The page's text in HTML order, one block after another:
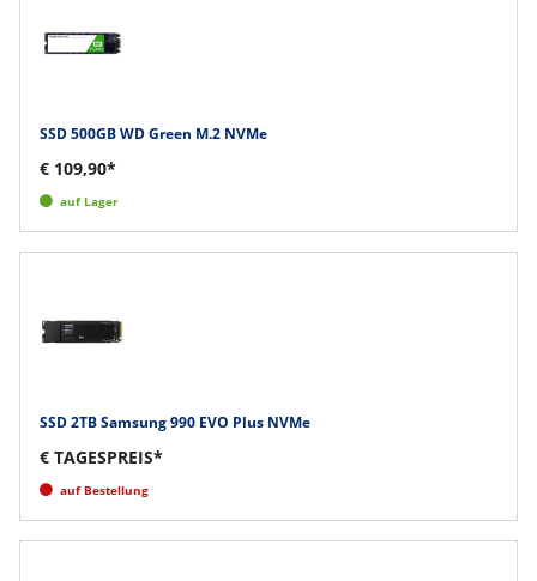
SSD 500GB WD Green M.2 NVMe
€ 109,90*
auf Lager
SSD 2TB Samsung 990 EVO Plus NVMe
€ TAGESPREIS*
auf Bestellung